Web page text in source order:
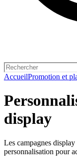
AccueilPromotion et
display
Les campagnes
personnalisation pour